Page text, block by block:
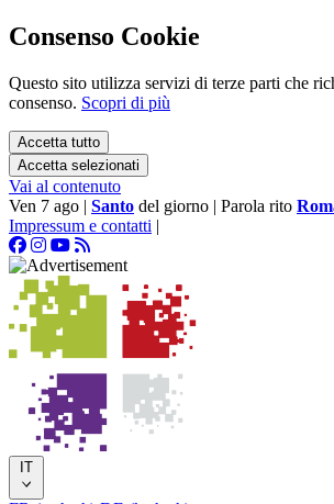
Consenso Cookie
Questo sito utilizza servizi di terze parti che
consenso. Scopri di più
Accetta tutto
Accetta selezionati
Vai al contenuto
Ven 7 ago | Santo del giorno | Parola rito
Impressum e contatti |
IT